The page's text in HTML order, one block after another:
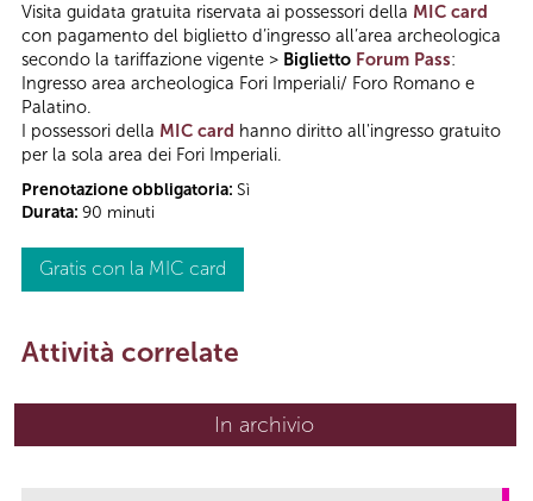
Visita guidata gratuita riservata ai possessori della MIC card
con pagamento del biglietto d’ingresso all’area archeologica
secondo la tariffazione vigente > Biglietto Forum Pass:
Ingresso area archeologica Fori Imperiali/ Foro Romano e
Palatino.
I possessori della MIC card hanno diritto all'ingresso gratuito
per la sola area dei Fori Imperiali.
Prenotazione obbligatoria: Sì
Durata: 90 minuti
Gratis con la MIC card
Attività correlate
In archivio